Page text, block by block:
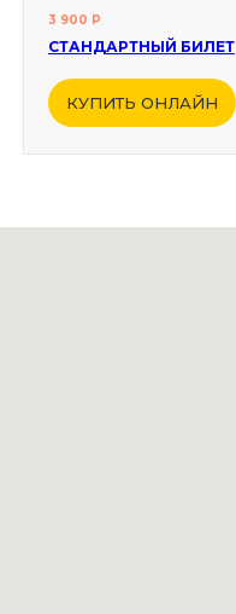
3 900 Р
СТАНДАРТНЫЙ БИЛЕТ
КУПИТЬ ОНЛАЙН